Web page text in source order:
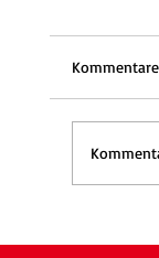
Kommentare